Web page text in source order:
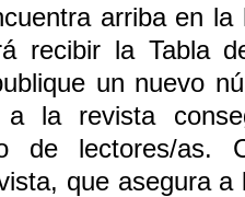
arriba en la
recibir la Tabla
un nuevo
a la revista
de lectores/as.
que asegura